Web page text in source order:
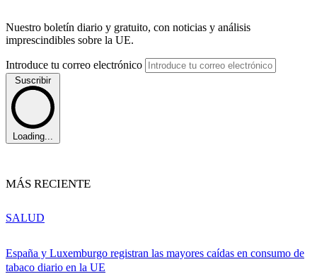
Nuestro boletín diario y gratuito, con noticias y análisis
imprescindibles sobre la UE.
Introduce tu correo electrónico
Suscribir
Loading...
MÁS RECIENTE
España y Luxemburgo registran las mayores caídas en consumo de
tabaco diario en la UE
SALUD